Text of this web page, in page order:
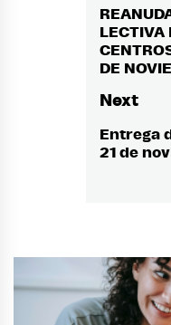
Previous
post:
LECTIVA
DE
Next
Next
Entrega
21 de